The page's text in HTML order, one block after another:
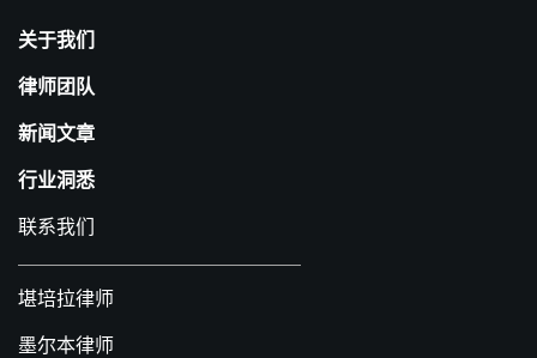
关于我们
律师团队
新闻文章
行业洞悉
联系我们
堪培拉律师
墨尔本律师